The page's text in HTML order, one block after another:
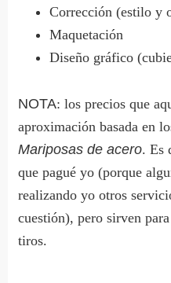
Corrección (estilo y
Maquetación
Diseño gráfico
NOTA: los precios que
aproximación basada en
Mariposas de acero. Es
que pagué yo (porque
realizando yo otros
cuestión), pero sirven
tiros.